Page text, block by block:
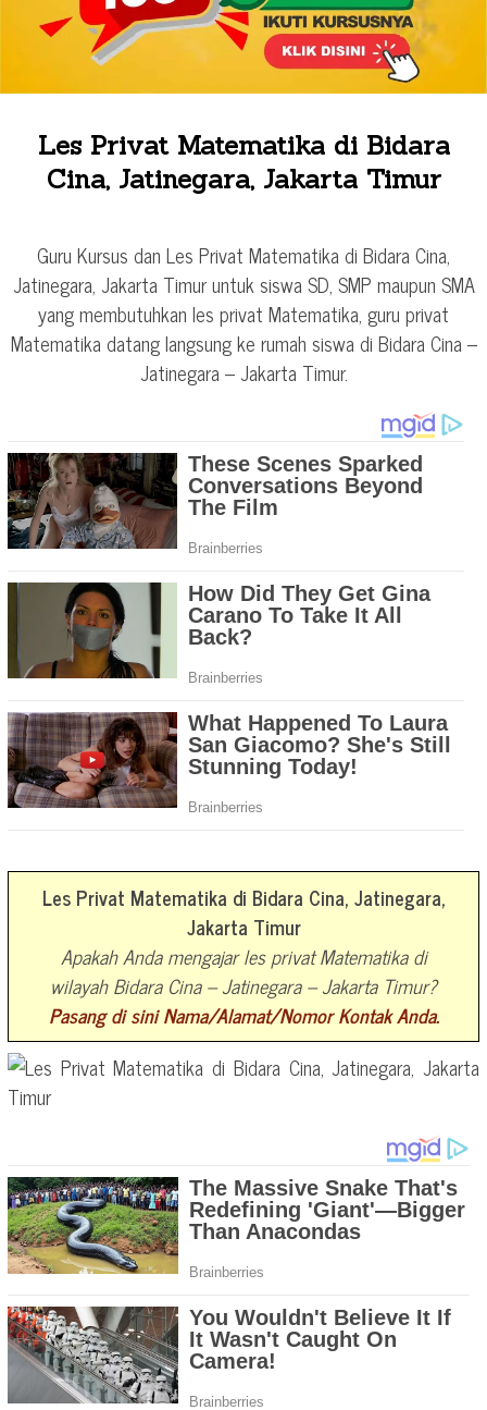
Les Privat Matematika di Bidara
Cina, Jatinegara, Jakarta Timur
Guru Kursus dan Les Privat Matematika di Bidara Cina,
Jatinegara, Jakarta Timur untuk siswa SD, SMP maupun SMA
yang membutuhkan les privat Matematika, guru privat
Matematika datang langsung ke rumah siswa di Bidara Cina –
Jatinegara – Jakarta Timur.
Les Privat Matematika di Bidara Cina, Jatinegara,
Jakarta Timur
Apakah Anda mengajar les privat Matematika di
wilayah Bidara Cina – Jatinegara – Jakarta Timur?
Pasang di sini Nama/Alamat/Nomor Kontak Anda.